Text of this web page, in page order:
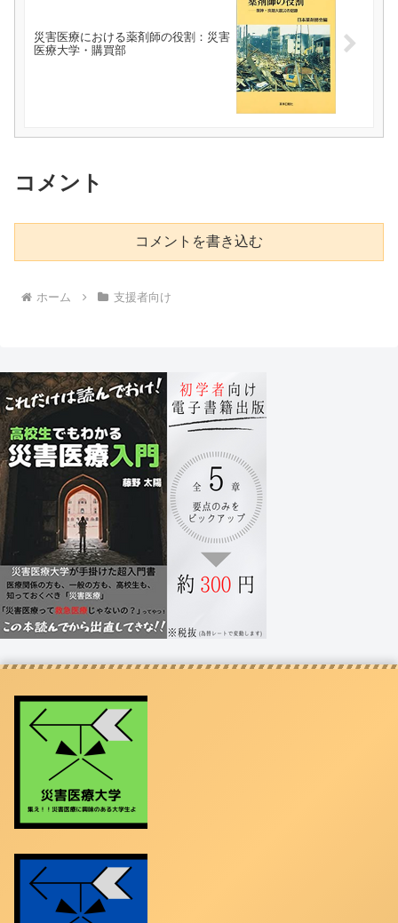
災害医療における薬剤師の役割：災害
医療大学・購買部
コメント
コメントを書き込む
ホーム 支援者向け